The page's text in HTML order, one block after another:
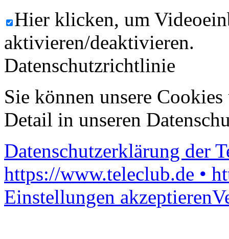
Hier klicken, um
aktivieren/deaktivieren.
Datenschutzrichtlinie
Sie können unsere
Detail in unseren
Datenschutzerklärung der
https://www.teleclub.de •
Einstellungen akzeptieren